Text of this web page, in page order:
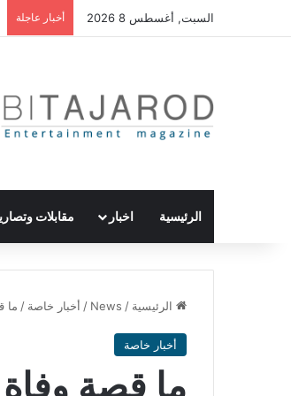
السبت, أغسطس 8 2026 أخبار عاجلة
الرئيسية اخبار مقابلات
الرئيسية /
News
/ أخبار خاصة / ما
أخبار خاصة
ما قصة